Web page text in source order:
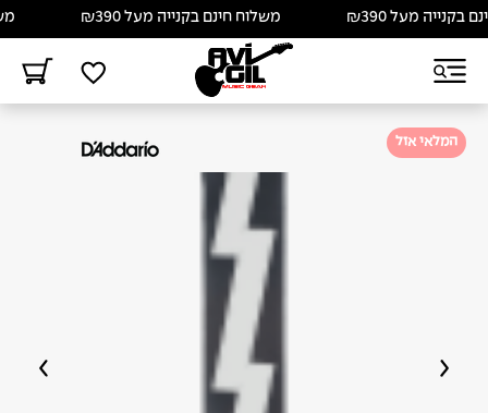
מעל ₪390 משלוח חינם בקנייה מעל ₪390
המלאי אזל